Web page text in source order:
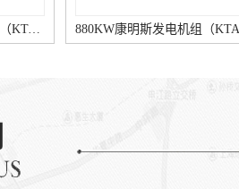
1000KW康明斯发电机组（KTA38-G9柴油机）